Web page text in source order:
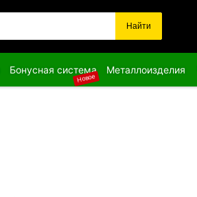
Найти
Бонусная система
Новое
Металлоизделия